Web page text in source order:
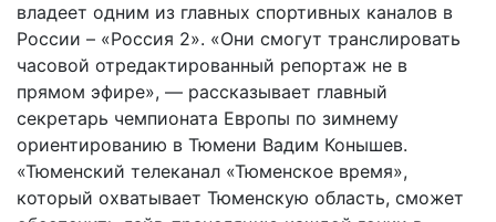
владеет одним из главных спортивных каналов в
России – «Россия 2». «Они смогут транслировать
часовой отредактированный репортаж не в
прямом эфире», — рассказывает главный
секретарь чемпионата Европы по зимнему
ориентированию в Тюмени Вадим Конышев.
«Тюменский телеканал «Тюменское время»,
который охватывает Тюменскую область, сможет